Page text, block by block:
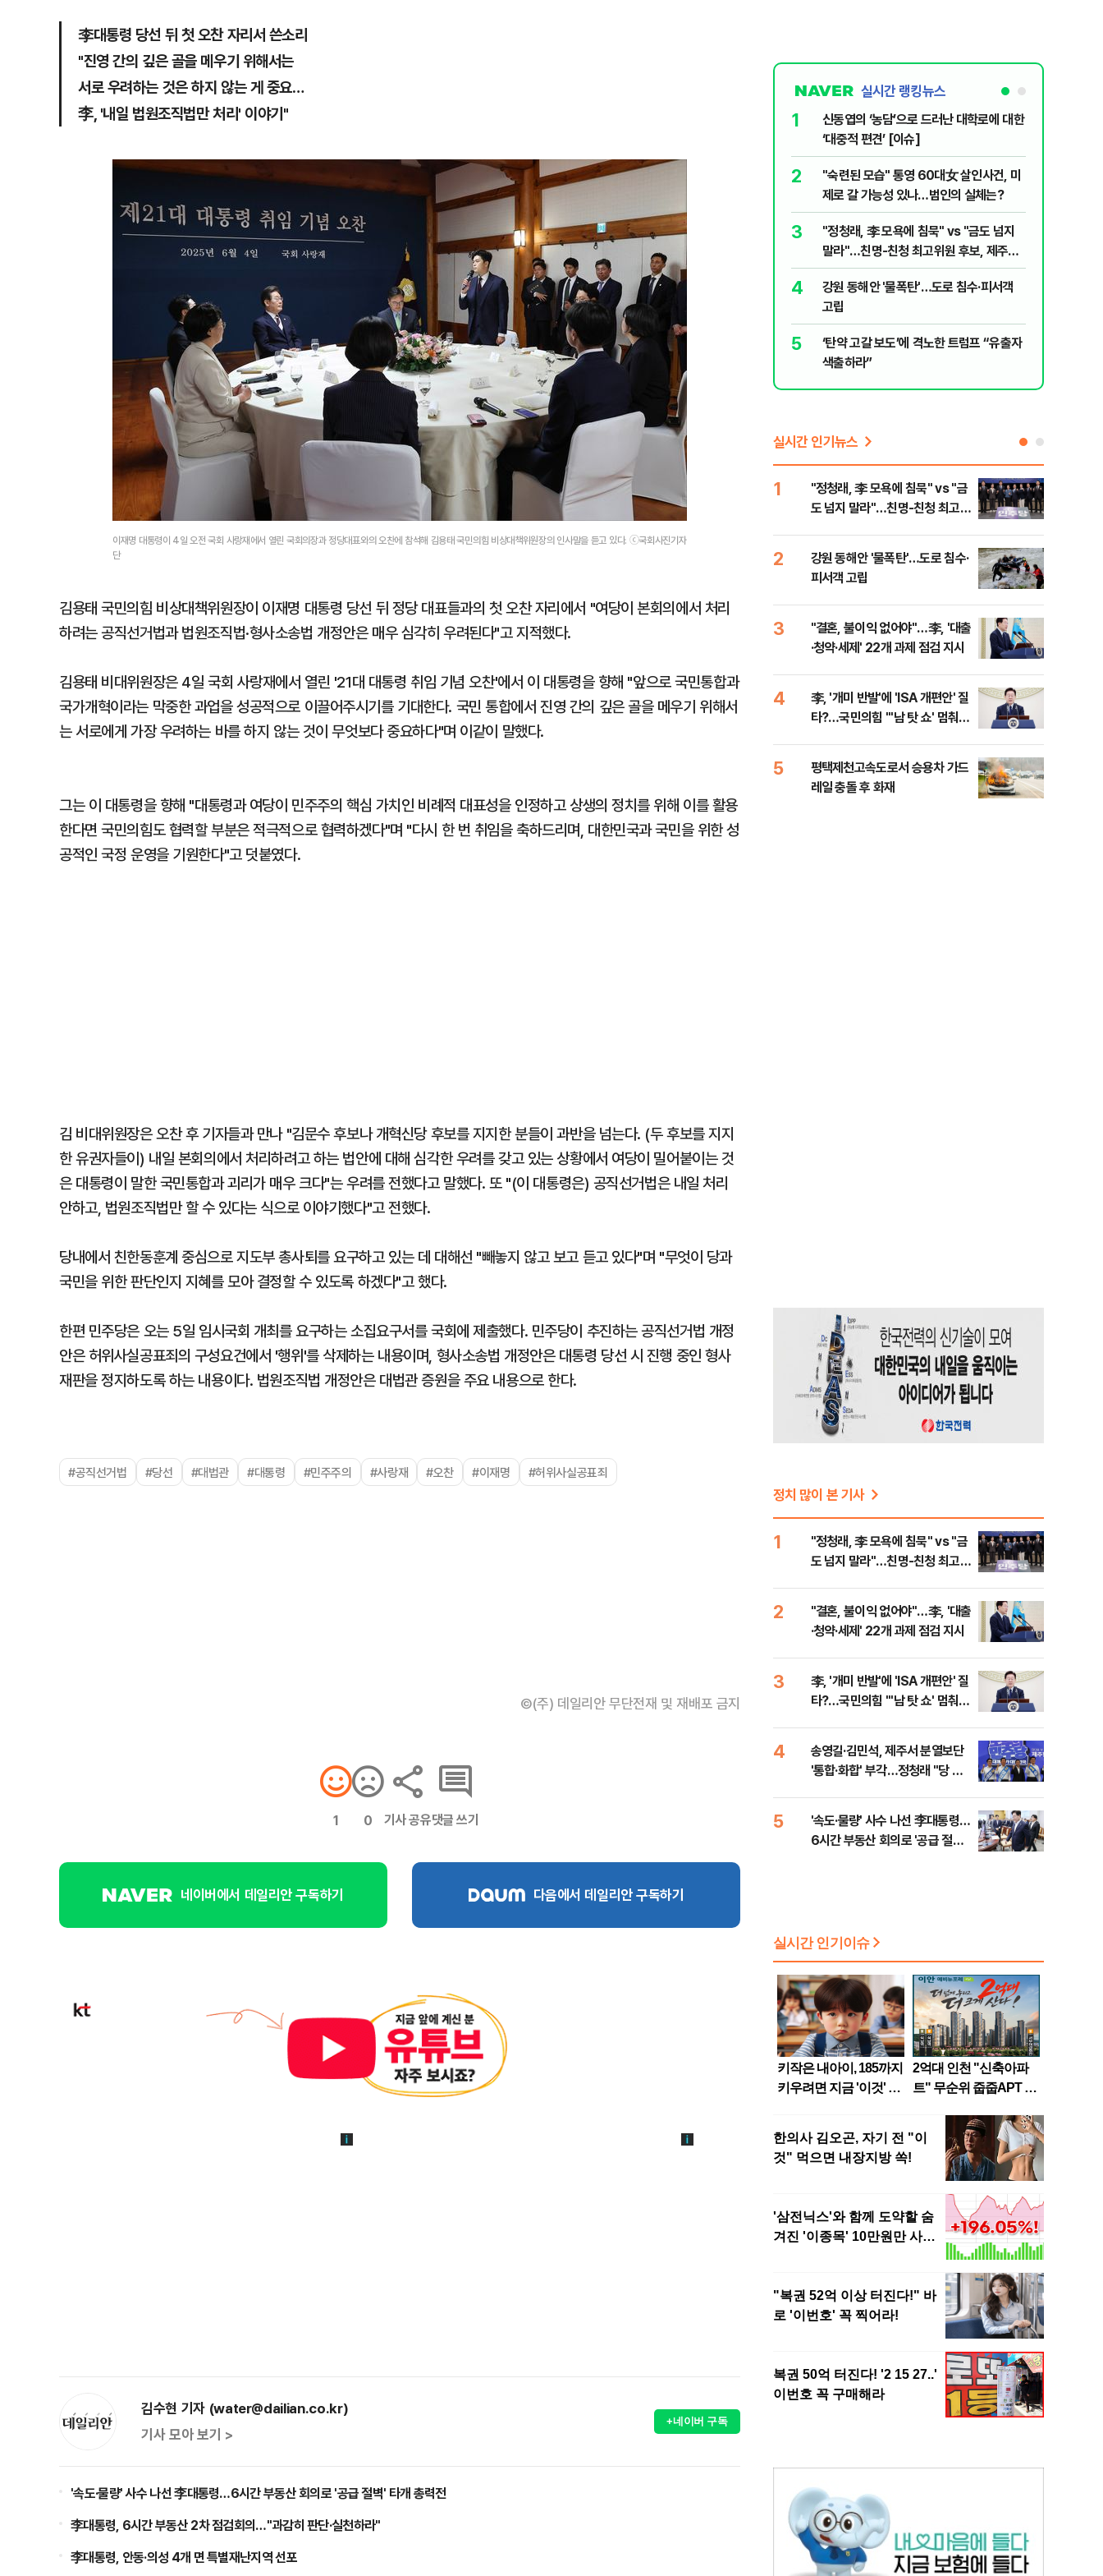
李대통령 당선 뒤 첫 오찬 자리서 쓴소리
"진영 간의 깊은 골을 메우기 위해서는
서로 우려하는 것은 하지 않는 게 중요…
李, '내일 법원조직법만 처리' 이야기"
이재명 대통령이 4일 오전 국회 사랑재에서 열린 국회의장과 정당대표와의 오찬에 참석해 김용태 국민의힘 비상대책위원장의 인사말을 듣고 있다. ⓒ국회사진기자
단
김용태 국민의힘 비상대책위원장이 이재명 대통령 당선 뒤 정당 대표들과의 첫 오찬 자리에서 "여당이 본회의에서 처리
하려는 공직선거법과 법원조직법·형사소송법 개정안은 매우 심각히 우려된다"고 지적했다.
김용태 비대위원장은 4일 국회 사랑재에서 열린 '21대 대통령 취임 기념 오찬'에서 이 대통령을 향해 "앞으로 국민통합과
국가개혁이라는 막중한 과업을 성공적으로 이끌어주시기를 기대한다. 국민 통합에서 진영 간의 깊은 골을 메우기 위해서
는 서로에게 가장 우려하는 바를 하지 않는 것이 무엇보다 중요하다"며 이같이 말했다.
그는 이 대통령을 향해 "대통령과 여당이 민주주의 핵심 가치인 비례적 대표성을 인정하고 상생의 정치를 위해 이를 활용
한다면 국민의힘도 협력할 부분은 적극적으로 협력하겠다"며 "다시 한 번 취임을 축하드리며, 대한민국과 국민을 위한 성
공적인 국정 운영을 기원한다"고 덧붙였다.
김 비대위원장은 오찬 후 기자들과 만나 "김문수 후보나 개혁신당 후보를 지지한 분들이 과반을 넘는다. (두 후보를 지지
한 유권자들이) 내일 본회의에서 처리하려고 하는 법안에 대해 심각한 우려를 갖고 있는 상황에서 여당이 밀어붙이는 것
은 대통령이 말한 국민통합과 괴리가 매우 크다"는 우려를 전했다고 말했다. 또 "(이 대통령은) 공직선거법은 내일 처리
안하고, 법원조직법만 할 수 있다는 식으로 이야기했다"고 전했다.
당내에서 친한동훈계 중심으로 지도부 총사퇴를 요구하고 있는 데 대해선 "빼놓지 않고 보고 듣고 있다"며 "무엇이 당과
국민을 위한 판단인지 지혜를 모아 결정할 수 있도록 하겠다"고 했다.
한편 민주당은 오는 5일 임시국회 개최를 요구하는 소집요구서를 국회에 제출했다. 민주당이 추진하는 공직선거법 개정
안은 허위사실공표죄의 구성요건에서 '행위'를 삭제하는 내용이며, 형사소송법 개정안은 대통령 당선 시 진행 중인 형사
재판을 정지하도록 하는 내용이다. 법원조직법 개정안은 대법관 증원을 주요 내용으로 한다.
#공직선거법 #당선 #대법관 #대통령 #민주주의 #사랑재 #오찬 #이재명 #허위사실공표죄
©(주) 데일리안 무단전재 및 재배포 금지
1 0 기사 공유댓글 쓰기
네이버에서 데일리안 구독하기 다음에서 데일리안 구독하기
김수현 기자 (water@dailian.co.kr)
기사 모아 보기 >
+네이버 구독
'속도·물량' 사수 나선 李대통령…6시간 부동산 회의로 '공급 절벽' 타개 총력전
李대통령, 6시간 부동산 2차 점검회의…"과감히 판단·실천하라"
李대통령, 안동·의성 4개 면 특별재난지역 선포
실시간 랭킹뉴스
1
신동엽의 ‘농담’으로 드러난 대학로에 대한
‘대중적 편견’ [이슈]
2
"숙련된 모습" 통영 60대女 살인사건, 미
제로 갈 가능성 있나…범인의 실체는?
3
"정청래, 李 모욕에 침묵" vs "금도 넘지
말라"…친명-친청 최고위원 후보, 제주서
격돌
4
강원 동해안 '물폭탄'…도로 침수·피서객
고립
5
‘탄약 고갈 보도’에 격노한 트럼프 “유출자
색출하라”
실시간 인기뉴스
1
"정청래, 李 모욕에 침묵" vs "금
도 넘지 말라"…친명-친청 최고위
2
강원 동해안 '물폭탄'…도로 침수·
피서객 고립
3
"결혼, 불이익 없어야"…李, '대출
·청약·세제' 22개 과제 점검 지시
4
李, '개미 반발'에 'ISA 개편안' 질
타?…국민의힘 "'남 탓 쇼' 멈춰
5
평택제천고속도로서 승용차 가드
레일 충돌 후 화재
정치 많이 본 기사
1
"정청래, 李 모욕에 침묵" vs "금
도 넘지 말라"…친명-친청 최고위
2
"결혼, 불이익 없어야"…李, '대출
·청약·세제' 22개 과제 점검 지시
3
李, '개미 반발'에 'ISA 개편안' 질
타?…국민의힘 "'남 탓 쇼' 멈춰
4
송영길·김민석, 제주서 분열보단
'통합·화합' 부각…정청래 "당 공
5
'속도·물량' 사수 나선 李대통령…
6시간 부동산 회의로 '공급 절벽'